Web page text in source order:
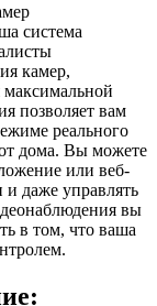
система
камер,
максимальной
позволяет вам
реального
дома. Вы можете
или веб-
и даже управлять
вы
в том, что ваша